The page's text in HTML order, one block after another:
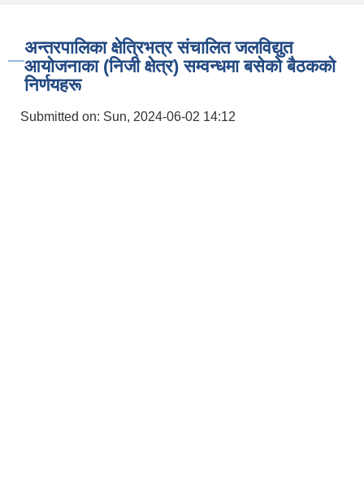
अन्तरपालिका क्षेत्रिभत्र संचालित जलविद्युत
आयोजनाका (निजी क्षेत्र) सम्वन्धमा बसेको बैठकको
निर्णयहरू
Submitted on: Sun, 2024-06-02 14:12